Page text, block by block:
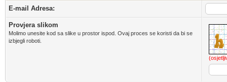
E-mail Adresa:
Provjera slikom
Molimo unesite kod sa slike u prostor ispod. Ovaj proces se koristi da bi se
izbjegli roboti.